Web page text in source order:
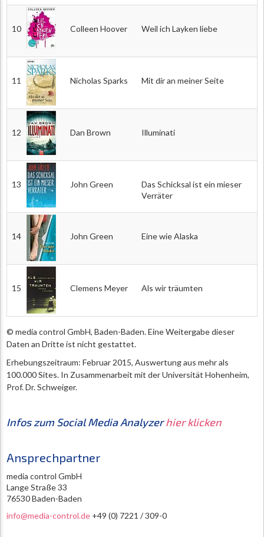
10 Colleen Hoover Weil ich Layken liebe
11 Nicholas Sparks Mit dir an meiner Seite
12 Dan Brown Illuminati
13 John Green
Das Schicksal ist ein mieser
Verräter
14 John Green Eine wie Alaska
15 Clemens Meyer Als wir träumten
© media control GmbH, Baden-Baden. Eine Weitergabe dieser
Daten an Dritte ist nicht gestattet.
Erhebungszeitraum: Februar 2015, Auswertung aus mehr als
100.000 Sites. In Zusammenarbeit mit der Universität Hohenheim,
Prof. Dr. Schweiger.
Infos zum Social Media Analyzerhier klicken
Ansprechpartner
media control GmbH
Lange Straße 33
76530 Baden-Baden
info@media-control.de +49 (0) 7221 / 309-0